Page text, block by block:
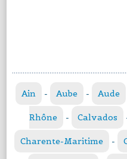
Ain - Aube - Aude
Rhône - Calvados
Charente-Maritime -